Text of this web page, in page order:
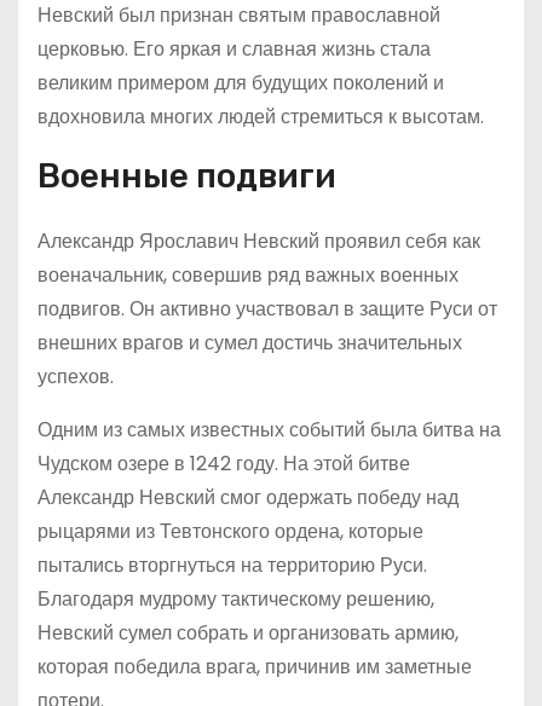
Невский был признан святым православной
церковью. Его яркая и славная жизнь стала
великим примером для будущих поколений и
вдохновила многих людей стремиться к высотам.
Военные подвиги
Александр Ярославич Невский проявил себя как
военачальник, совершив ряд важных военных
подвигов. Он активно участвовал в защите Руси от
внешних врагов и сумел достичь значительных
успехов.
Одним из самых известных событий была битва на
Чудском озере в 1242 году. На этой битве
Александр Невский смог одержать победу над
рыцарями из Тевтонского ордена, которые
пытались вторгнуться на территорию Руси.
Благодаря мудрому тактическому решению,
Невский сумел собрать и организовать армию,
которая победила врага, причинив им заметные